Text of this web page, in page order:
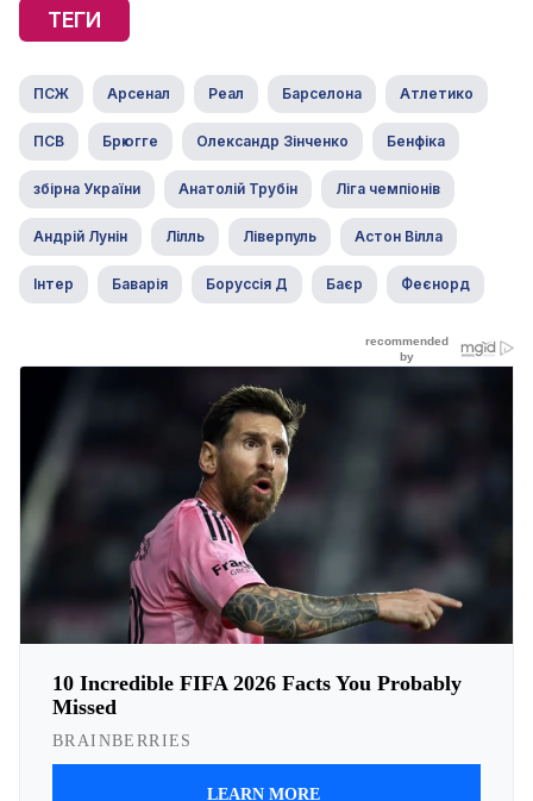
ТЕГИ
ПСЖ Арсенал Реал Барселона Атлетико
ПСВ Брюгге Олександр Зінченко Бенфіка
збірна України Анатолій Трубін Ліга чемпіонів
Андрій Лунін Лілль Ліверпуль Астон Вілла
Інтер Баварія Боруссія Д Баєр Феєнорд